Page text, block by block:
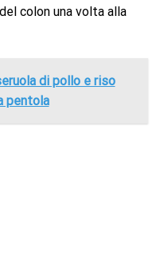
colon una volta alla
di pollo e riso
pentola